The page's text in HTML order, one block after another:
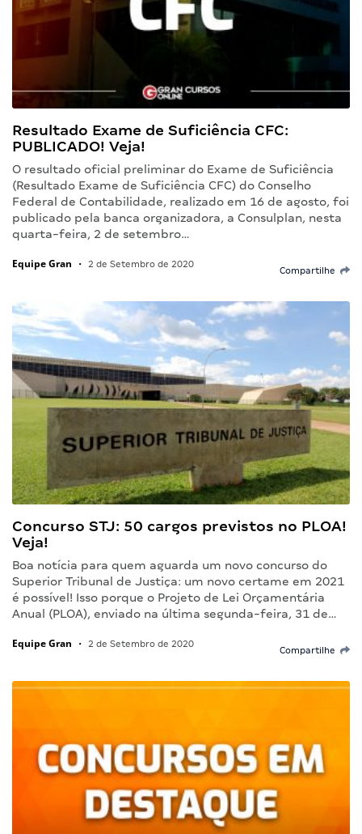
Resultado Exame de Suficiência CFC:
PUBLICADO! Veja!
O resultado oficial preliminar do Exame de Suficiência
(Resultado Exame de Suficiência CFC) do Conselho
Federal de Contabilidade, realizado em 16 de agosto, foi
publicado pela banca organizadora, a Consulplan, nesta
quarta-feira, 2 de setembro…
Equipe Gran • 2 de Setembro de 2020
Compartilhe
Concurso STJ: 50 cargos previstos no PLOA!
Veja!
Boa notícia para quem aguarda um novo concurso do
Superior Tribunal de Justiça: um novo certame em 2021
é possível! Isso porque o Projeto de Lei Orçamentária
Anual (PLOA), enviado na última segunda-feira, 31 de…
Equipe Gran • 2 de Setembro de 2020
Compartilhe